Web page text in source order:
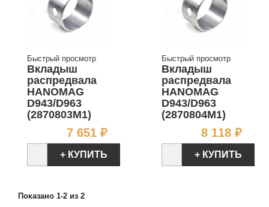
Быстрый просмотр
Вкладыш
распредвала
HANOMAG
D943/D963
(2870803M1)
7 651 ₽Цена
+ КУПИТЬ
Быстрый просмотр
Вкладыш
распредвала
HANOMAG
D943/D963
(2870804M1)
8 118 ₽
+ КУПИТЬ
Показано 1-2 из 2